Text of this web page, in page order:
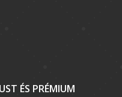
ÉS PRÉMIUM